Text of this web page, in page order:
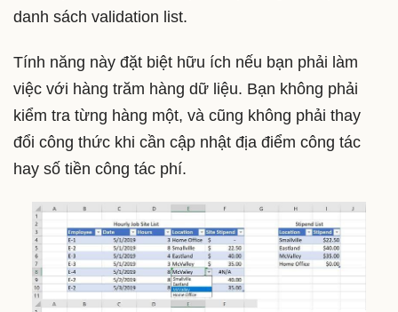
danh sách validation list.
Tính năng này đặt biệt hữu ích nếu bạn phải làm
việc với hàng trăm hàng dữ liệu. Bạn không phải
kiểm tra từng hàng một, và cũng không phải thay
đổi công thức khi cần cập nhật địa điểm công tác
hay số tiền công tác phí.